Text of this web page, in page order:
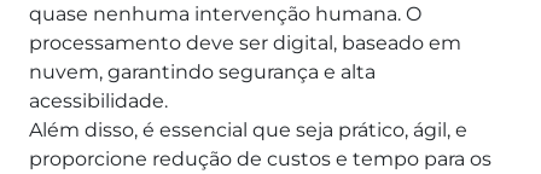
quase nenhuma intervenção humana. O
processamento deve ser digital, baseado em
nuvem, garantindo segurança e alta
acessibilidade.
Além disso, é essencial que seja prático, ágil, e
proporcione redução de custos e tempo para os